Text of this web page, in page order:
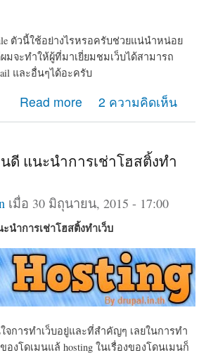
ตัวนี้ใช้อย่างไรหรอครับช่วยแน่นำหน่อย
จะทำให้ผู้ที่มาเยี่ยมชมเว็บได้สามารถ
และอื่นๆได้อะครับ
Read more 2 ความคิดเห็น
นดี แนะนำการเช่าโฮสติ้งทำ
เมื่อ 30 มิถุนายน, 2015 - 17:00
นำการเช่าโฮสติ้งทำเว็บ
การทำเว็บอยู่และที่สำคัญๆ เลยในการทำ
องโดเมนแล้ hosting ในเรื่องของโดนเมนก็